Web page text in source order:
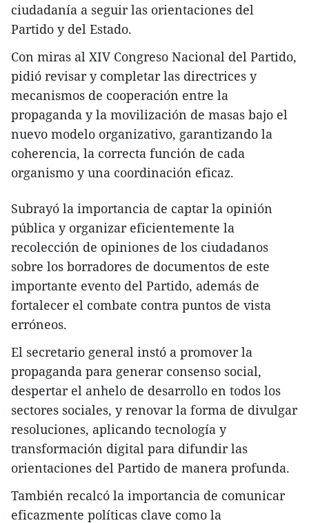
ciudadanía a seguir las orientaciones del
Partido y del Estado.
Con miras al XIV Congreso Nacional del Partido,
pidió revisar y completar las directrices y
mecanismos de cooperación entre la
propaganda y la movilización de masas bajo el
nuevo modelo organizativo, garantizando la
coherencia, la correcta función de cada
organismo y una coordinación eficaz.
Subrayó la importancia de captar la opinión
pública y organizar eficientemente la
recolección de opiniones de los ciudadanos
sobre los borradores de documentos de este
importante evento del Partido, además de
fortalecer el combate contra puntos de vista
erróneos.
El secretario general instó a promover la
propaganda para generar consenso social,
despertar el anhelo de desarrollo en todos los
sectores sociales, y renovar la forma de divulgar
resoluciones, aplicando tecnología y
transformación digital para difundir las
orientaciones del Partido de manera profunda.
También recalcó la importancia de comunicar
eficazmente políticas clave como la